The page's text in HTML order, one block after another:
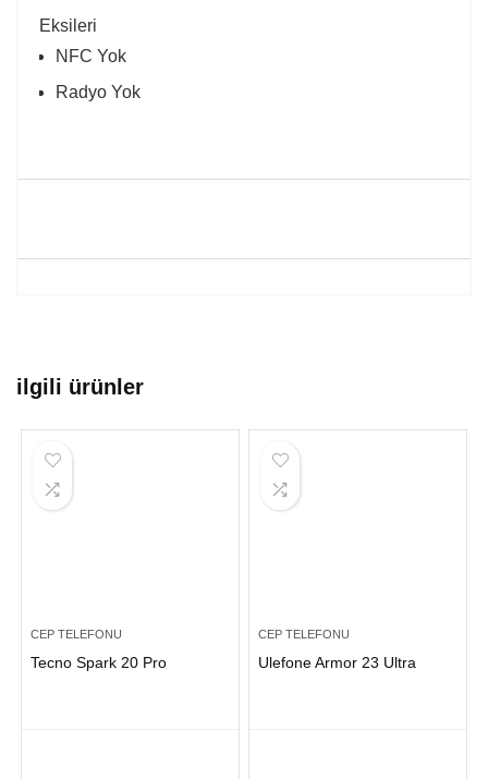
Eksileri
NFC Yok
Radyo Yok
ilgili ürünler
CEP TELEFONU
Tecno Spark 20 Pro
CEP TELEFONU
Ulefone Armor 23 Ultra